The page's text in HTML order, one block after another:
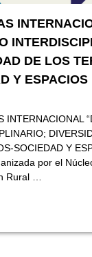
DE LOS
Y ESPACIOS
INTERNACIONAL
SOCIEDAD Y
por el
Rural …